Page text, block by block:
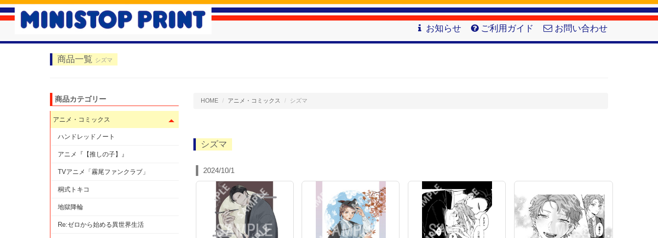
お知らせ ご利用ガイド お問い合わせ
商品一覧 シズマ
HOME アニメ・コミックス シズマ
シズマ
2024/10/1
商品カテゴリー
アニメ・コミックス
ハンドレッドノート
アニメ『【推しの子】』
TVアニメ「霧尾ファンクラブ」
桐式トキコ
地獄降輪
Re:ゼロから始める異世界生活